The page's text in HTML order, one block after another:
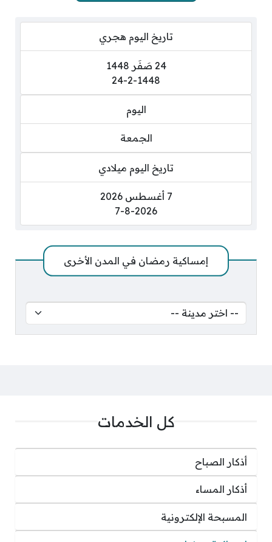
تاريخ اليوم هجري
24 صَفَر 1448
24-2-1448
اليوم
الجمعة
تاريخ اليوم ميلادي
7 أغسطس 2026
7-8-2026
إمساكية رمضان في المدن الأخرى
كل الخدمات
أذكار الصباح
أذكار المساء
المسبحة الإلكترونية